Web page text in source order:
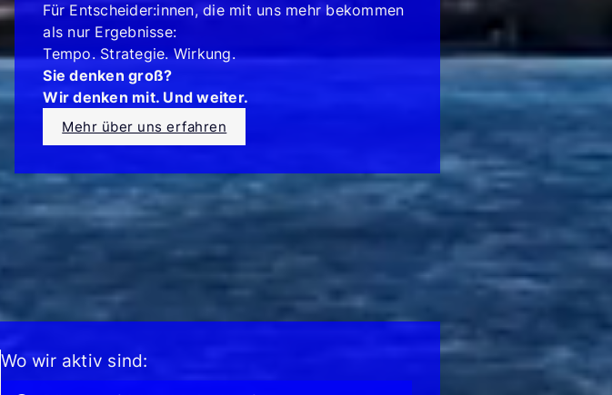
Für Entscheider:innen, die mit uns mehr bekommen
als nur Ergebnisse:
Tempo. Strategie. Wirkung.
Sie denken groß?
Wir denken mit. Und weiter.
Mehr über uns erfahren
Wo wir aktiv sind: